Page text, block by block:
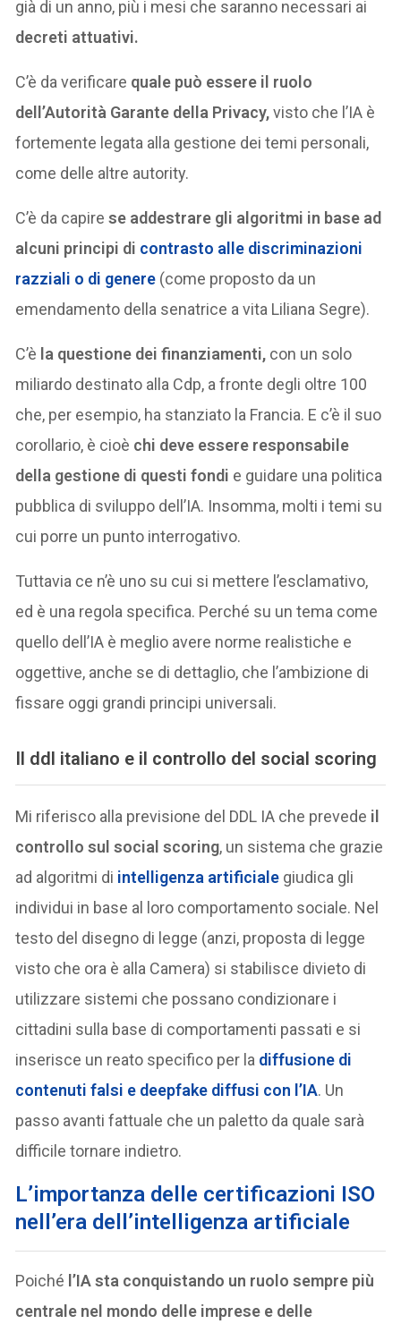
già di un anno, più i mesi che saranno necessari ai
decreti attuativi.
C’è da verificare quale può essere il ruolo
dell’Autorità Garante della Privacy,visto che l’IA è
fortemente legata alla gestione dei temi personali,
come delle altre autority.
C’è da capire se addestrare gli algoritmi in base ad
alcuni principi di contrasto alle discriminazioni
razziali o di genere (come proposto da un
emendamento della senatrice a vita Liliana Segre).
C’è la questione dei finanziamenti, con un solo
miliardo destinato alla Cdp, a fronte degli oltre 100
che, per esempio, ha stanziato la Francia. E c’è il suo
corollario, è cioè chi deve essere responsabile
della gestione di questi fondi e guidare una politica
pubblica di sviluppo dell’IA. Insomma, molti i temi su
cui porre un punto interrogativo.
Tuttavia ce n’è uno su cui si mettere l’esclamativo,
ed è una regola specifica. Perché su un tema come
quello dell’IA è meglio avere norme realistiche e
oggettive, anche se di dettaglio, che l’ambizione di
fissare oggi grandi principi universali.
Il ddl italiano e il controllo del social scoring
Mi riferisco alla previsione del DDL IA che prevede il
controllo sul social scoring, un sistema che grazie
ad algoritmi di intelligenza artificiale giudica gli
individui in base al loro comportamento sociale. Nel
testo del disegno di legge (anzi, proposta di legge
visto che ora è alla Camera) si stabilisce divieto di
utilizzare sistemi che possano condizionare i
cittadini sulla base di comportamenti passati e si
inserisce un reato specifico per la diffusione di
contenuti falsi e deepfake diffusi con l’IA. Un
passo avanti fattuale che un paletto da quale sarà
difficile tornare indietro.
L’importanza delle certificazioni ISO
nell’era dell’intelligenza artificiale
Poiché l’IA sta conquistando un ruolo sempre più
centrale nel mondo delle imprese e delle